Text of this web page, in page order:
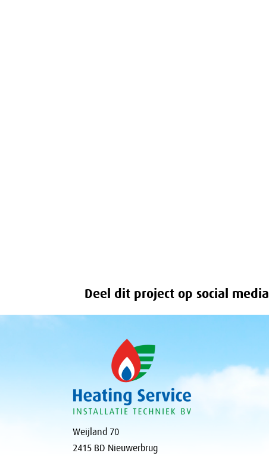
Deel dit project op social media
Weijland 70
2415 BD Nieuwerbrug